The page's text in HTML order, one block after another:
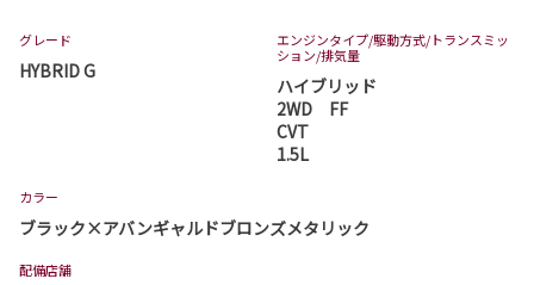
グレード
HYBRID G
エンジンタイプ/駆動方式/トランスミッ
ション/排気量
ハイブリッド
2WD FF
CVT
1.5L
カラー
ブラック×アバンギャルドブロンズメタリック
配備店舗